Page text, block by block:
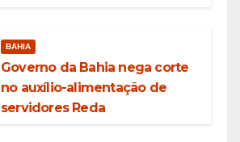
BAHIA
Governo da Bahia nega corte
no auxílio-alimentação de
servidores Reda